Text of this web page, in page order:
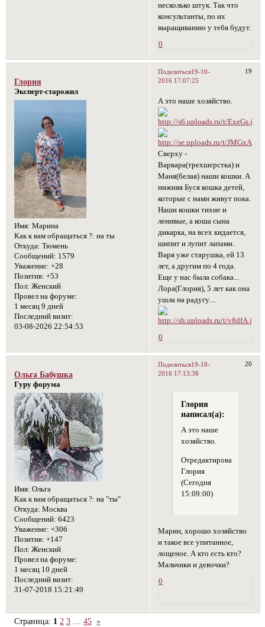
несколько штук. Так что
консультанты, по их
выращиванию у тебя будут.
0
Поделиться 19
19-10-
2016 17:07:25
Глория
Эксперт-старожил
Имя: Марина
Как к вам обращаться ?: на ты
Откуда: Тюмень
Сообщений: 1579
Уважение: +28
Позитив: +53
Пол: Женский
Провел на форуме:
1 месяц 9 дней
Последний визит:
03-08-2026 22:54:53
А это наше хозяйство.
Сверху -
Варвара(трехшерстка) и
Маня(белая) наши кошки. А
нижняя Буся кошка детей,
которые с нами живут пока.
Наши кошки тихие и
ленивые, а коша сына
дикарка, на всех кидается,
шипит и лупит лапами.
Варя уже старушка, ей 13
лет, а другим по 4 года.
Еще у нас была собака...
Лора(Глория), 5 лет как она
ушла на радугу....
0
Поделиться 20
19-10-
2016 17:13:38
Ольга Бабушка
Гуру форума
Имя: Ольга
Как к вам обращаться ?: на "ты"
Откуда: Москва
Сообщений: 6423
Уважение: +306
Позитив: +147
Пол: Женский
Провел на форуме:
1 месяц 10 дней
Последний визит:
31-07-2018 15:21:49
Глория
написал(а):
А это наше
хозяйство.
Отредактировано
Глория
(Сегодня
15:09:00)
Марин, хорошо хозяйство
и такое все упитанное,
лощеное. А кто есть кто?
Мальчики и девочки?
0
Страница: 1 2 3 45 »